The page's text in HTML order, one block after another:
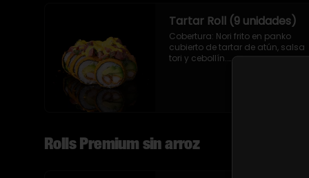
Tartar Roll (9 unidades)
Cobertura: Nori frito en panko
cubierto de tartar de atún, salsa
tori y cebollín.
Rolls Premium sin arroz